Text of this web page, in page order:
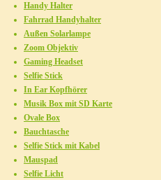
Handy Halter
Fahrrad Handyhalter
Außen Solarlampe
Zoom Objektiv
Gaming Headset
Selfie Stick
In Ear Kopfhörer
Musik Box mit SD Karte
Ovale Box
Bauchtasche
Selfie Stick mit Kabel
Mauspad
Selfie Licht